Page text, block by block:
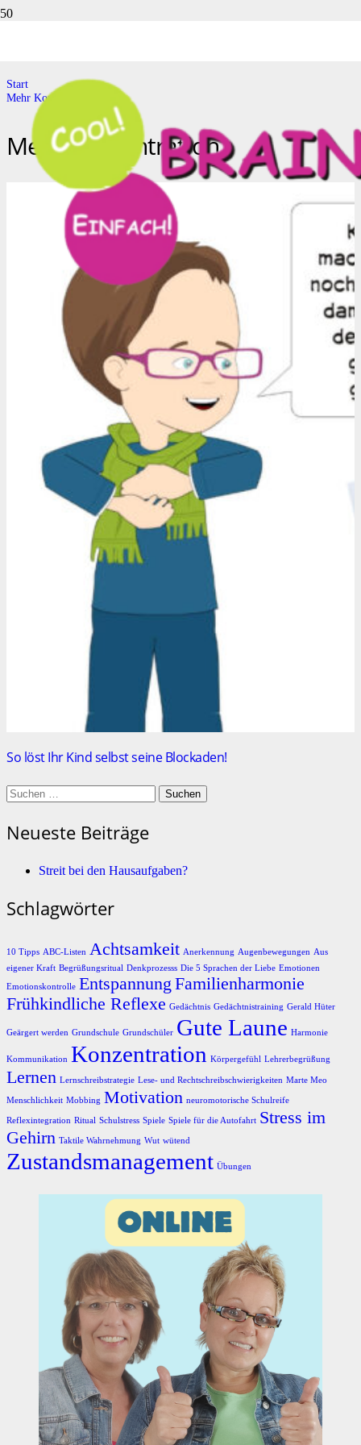
Start
Mehr Konzentration
Mehr Konzentration
So löst Ihr Kind selbst seine Blockaden!
Suchen
nach:
Neueste Beiträge
Streit bei den Hausaufgaben?
Schlagwörter
10 Tipps ABC-Listen Achtsamkeit Anerkennung Augenbewegungen Aus
eigener Kraft Begrüßungsritual Denkprozesss Die 5 Sprachen der Liebe Emotionen
Emotionskontrolle Entspannung Familienharmonie
Frühkindliche Reflexe Gedächtnis Gedächtnistraining Gerald Hüter
Geärgert werden Grundschule Grundschüler Gute Laune Harmonie
Kommunikation Konzentration Körpergefühl Lehrerbegrüßung
Lernen Lernschreibstrategie Lese- und Rechtschreibschwierigkeiten Marte Meo
Menschlichkeit Mobbing Motivation neuromotorische Schulreife
Reflexintegration Ritual Schulstress Spiele Spiele für die Autofahrt Stress im
Gehirn Taktile Wahrnehmung Wut wütend
Zustandsmanagement Übungen